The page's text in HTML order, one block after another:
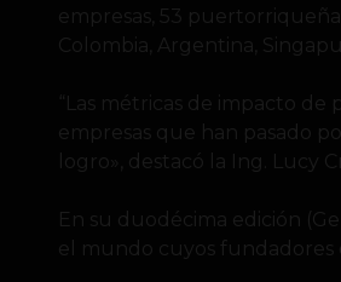
empresas, 53
Colombia, Argentina,
“Las métricas de impacto de
empresas que han pasado
logro», destacó la Ing. Lucy
En su duodécima edición
el mundo cuyos fundadores